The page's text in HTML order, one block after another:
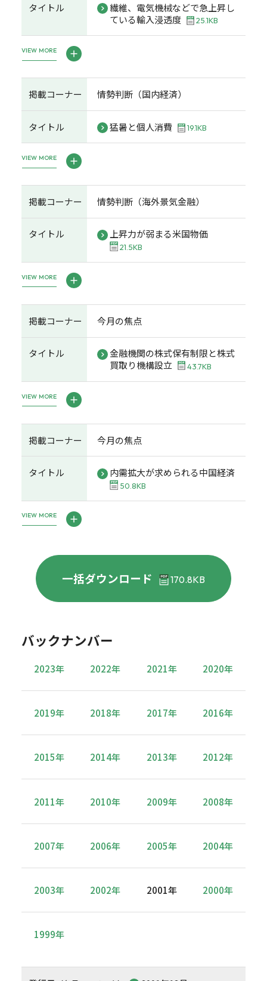
タイトル
繊維、電気機械などで急上昇し
ている輸入浸透度
25.1KB
VIEW MORE
掲載コーナー 情勢判断（国内経済）
タイトル 猛暑と個人消費 19.1KB
VIEW MORE
掲載コーナー 情勢判断（海外景気金融）
タイトル 上昇力が弱まる米国物価
21.5KB
VIEW MORE
掲載コーナー 今月の焦点
タイトル
金融機関の株式保有制限と株式
買取り機構設立
43.7KB
VIEW MORE
掲載コーナー 今月の焦点
タイトル 内需拡大が求められる中国経済
50.8KB
VIEW MORE
一括ダウンロード 170.8KB
バックナンバー
2023年 2022年 2021年 2020年
2019年 2018年 2017年 2016年
2015年 2014年 2013年 2012年
2011年 2010年 2009年 2008年
2007年 2006年 2005年 2004年
2003年 2002年 2001年 2000年
1999年